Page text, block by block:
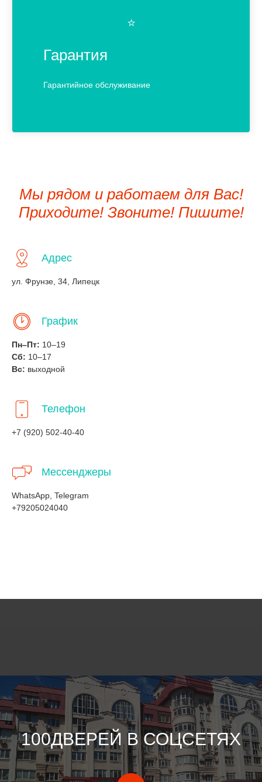
⭐️
Гарантия
Гарантийное обслуживание
Мы рядом и работаем для Вас!
Приходите! Звоните! Пишите!
Адрес
ул. Фрунзе, 34, Липецк
График
Пн–Пт: 10–19
Сб: 10–17
Вс: выходной
Телефон
+7 (920) 502-40-40
Мессенджеры
WhatsApp, Telegram
+79205024040
100ДВЕРЕЙ В СОЦСЕТЯХ